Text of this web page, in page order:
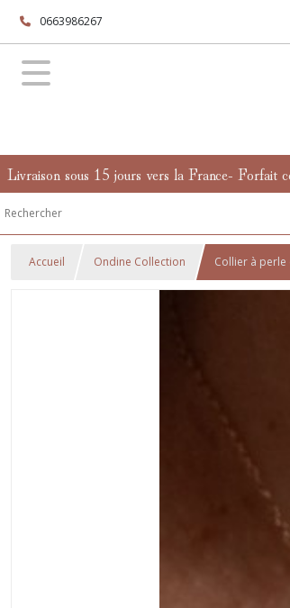
0663986267
Livraison sous 15 jours vers la France- Forfait
Accueil Ondine Collection Collier à